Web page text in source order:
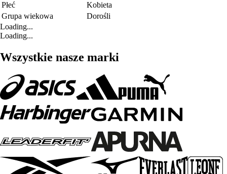
Płeć
Kobieta
Grupa wiekowa
Dorośli
Loading...
Loading...
Wszystkie nasze marki